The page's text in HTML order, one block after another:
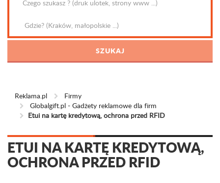
Reklama.pl
Firmy
Globalgift.pl - Gadżety reklamowe dla firm
Etui na kartę kredytową, ochrona przed RFID
ETUI NA KARTĘ KREDYTOWĄ,
OCHRONA PRZED RFID